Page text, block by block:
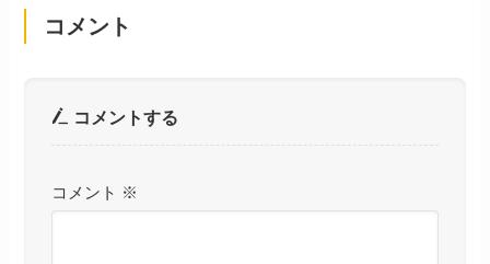
コメント
コメントする
コメント ※